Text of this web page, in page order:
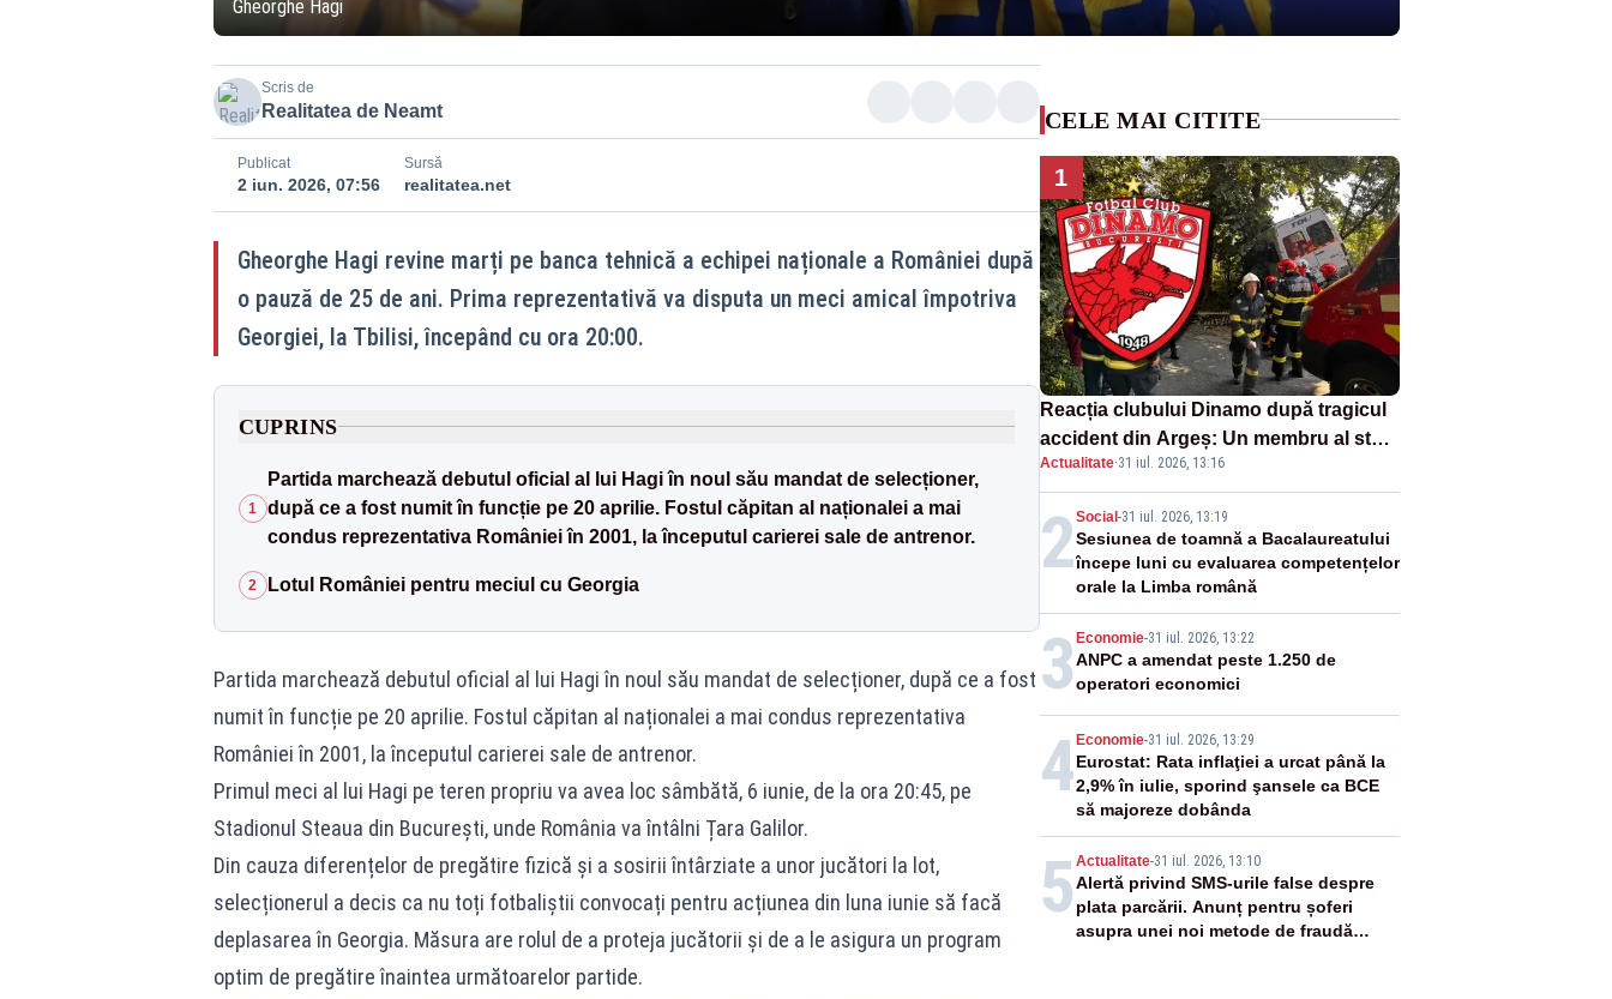
Gheorghe Hagi
Scris de
Realitatea de Neamt
Publicat
2 iun. 2026, 07:56
Sursă
realitatea.net
Gheorghe Hagi revine marți pe banca tehnică a echipei naționale a României după
o pauză de 25 de ani. Prima reprezentativă va disputa un meci amical împotriva
Georgiei, la Tbilisi, începând cu ora 20:00.
CUPRINS
1
Partida marchează debutul oficial al lui Hagi în noul său mandat de selecționer,
după ce a fost numit în funcție pe 20 aprilie. Fostul căpitan al naționalei a mai
condus reprezentativa României în 2001, la începutul carierei sale de antrenor.
2 Lotul României pentru meciul cu Georgia
Partida marchează debutul oficial al lui Hagi în noul său mandat de selecționer, după ce a fost
numit în funcție pe 20 aprilie. Fostul căpitan al naționalei a mai condus reprezentativa
României în 2001, la începutul carierei sale de antrenor.
Primul meci al lui Hagi pe teren propriu va avea loc sâmbătă, 6 iunie, de la ora 20:45, pe
Stadionul Steaua din București, unde România va întâlni Țara Galilor.
Din cauza diferențelor de pregătire fizică și a sosirii întârziate a unor jucători la lot,
selecționerul a decis ca nu toți fotbaliștii convocați pentru acțiunea din luna iunie să facă
deplasarea în Georgia. Măsura are rolul de a proteja jucătorii și de a le asigura un program
optim de pregătire înaintea următoarelor partide.
CELE MAI CITITE
1
Reacția clubului Dinamo după tragicul
accident din Argeș: Un membru al staff-
ului medical a murit, antrenorul Adrian
Ropotan este în spital
Actualitate·31 iul. 2026, 13:16
2Social-31 iul. 2026, 13:19
Sesiunea de toamnă a Bacalaureatului
începe luni cu evaluarea competențelor
orale la Limba română
3 Economie-31 iul. 2026, 13:22
ANPC a amendat peste 1.250 de
operatori economici
4Economie-31 iul. 2026, 13:29
Eurostat: Rata inflaţiei a urcat până la
2,9% în iulie, sporind şansele ca BCE
să majoreze dobânda
5 Actualitate-31 iul. 2026, 13:10
Alertă privind SMS-urile false despre
plata parcării. Anunț pentru șoferi
asupra unei noi metode de fraudă